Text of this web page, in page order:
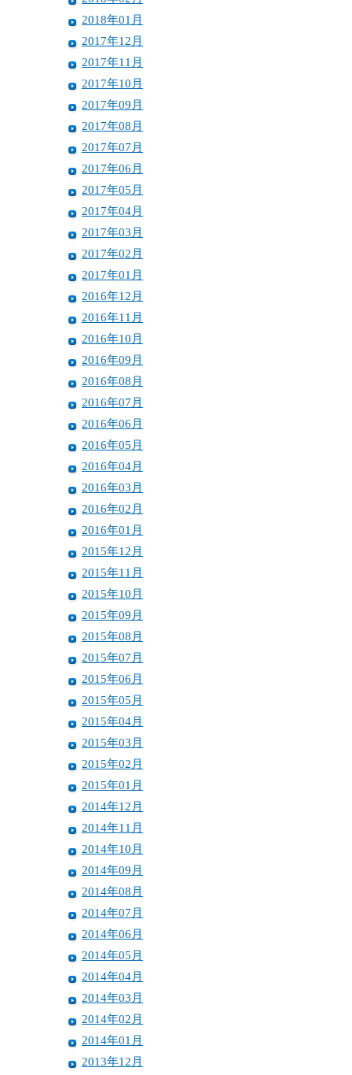
2018年01月
2017年12月
2017年11月
2017年10月
2017年09月
2017年08月
2017年07月
2017年06月
2017年05月
2017年04月
2017年03月
2017年02月
2017年01月
2016年12月
2016年11月
2016年10月
2016年09月
2016年08月
2016年07月
2016年06月
2016年05月
2016年04月
2016年03月
2016年02月
2016年01月
2015年12月
2015年11月
2015年10月
2015年09月
2015年08月
2015年07月
2015年06月
2015年05月
2015年04月
2015年03月
2015年02月
2015年01月
2014年12月
2014年11月
2014年10月
2014年09月
2014年08月
2014年07月
2014年06月
2014年05月
2014年04月
2014年03月
2014年02月
2014年01月
2013年12月